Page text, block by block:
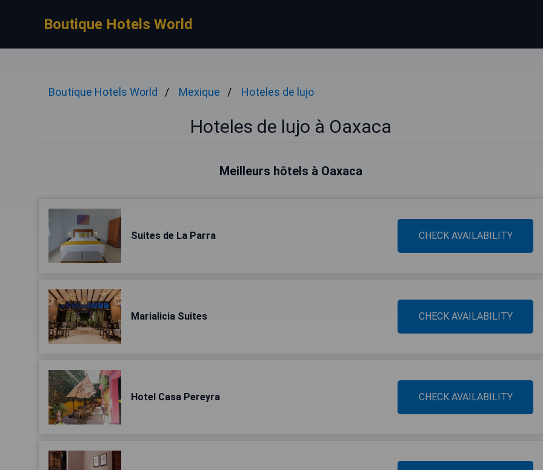
Boutique Hotels World
Boutique Hotels World Mexique Hoteles de lujo
Hoteles de lujo à Oaxaca
Meilleurs hôtels à Oaxaca
Suites de La Parra CHECK AVAILABILITY
Marialicia Suites CHECK AVAILABILITY
Hotel Casa Pereyra CHECK AVAILABILITY